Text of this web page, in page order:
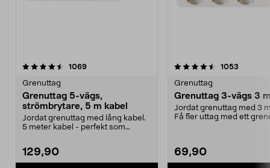
1069recensioner
Grenuttag
Grenuttag 5-vägs,
strömbrytare, 5 m kabel
Jordat grenuttag med lång kabel.
5 meter kabel - perfekt som
129,90
4.5av 5 stjärnor 1053
Grenuttag
Grenuttag 3-vägs 3
Jordat grenuttag med 3
Få fler uttag med ett
69,90
4.0av 5 stjärnor